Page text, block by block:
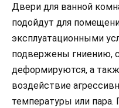
Двери для ванной
подойдут для
эксплуатационными
подвержены гниению,
деформируются, а
воздействие
температуры или пара.